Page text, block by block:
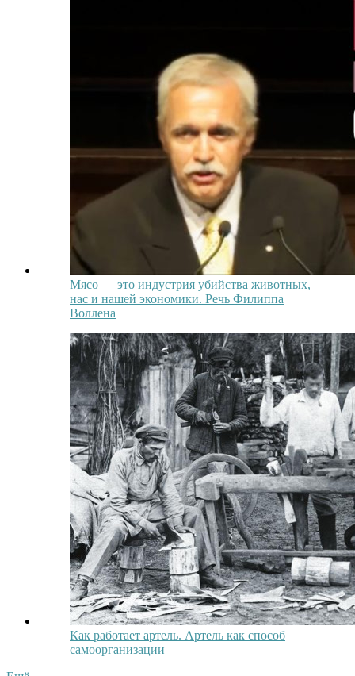
Мясо — это индустрия убийства животных,
нас и нашей экономики. Речь Филиппа
Воллена
Как работает артель. Артель как способ
самоорганизации